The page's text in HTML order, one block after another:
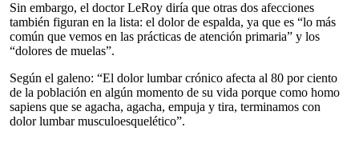
Sin embargo, el doctor LeRoy diría que otras dos afecciones
también figuran en la lista: el dolor de espalda, ya que es “lo más
común que vemos en las prácticas de atención primaria” y los
“dolores de muelas”.
Según el galeno: “El dolor lumbar crónico afecta al 80 por ciento
de la población en algún momento de su vida porque como homo
sapiens que se agacha, agacha, empuja y tira, terminamos con
dolor lumbar musculoesquelético”.